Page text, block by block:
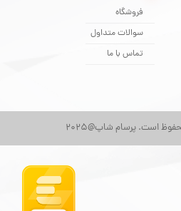
است. پرسام شاپ@2025
فروشگاه
سوالات متداول
تماس با ما